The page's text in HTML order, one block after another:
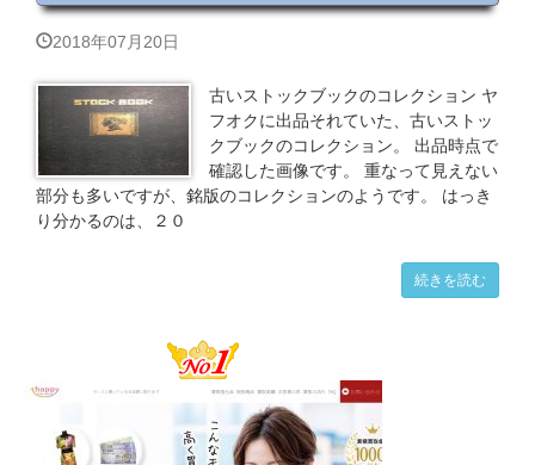
2018年07月20日
古いストックブックのコレクション ヤ
フオクに出品それていた、古いストッ
クブックのコレクション。 出品時点で
確認した画像です。 重なって見えない
部分も多いですが、銘版のコレクションのようです。 はっき
り分かるのは、２０
続きを読む